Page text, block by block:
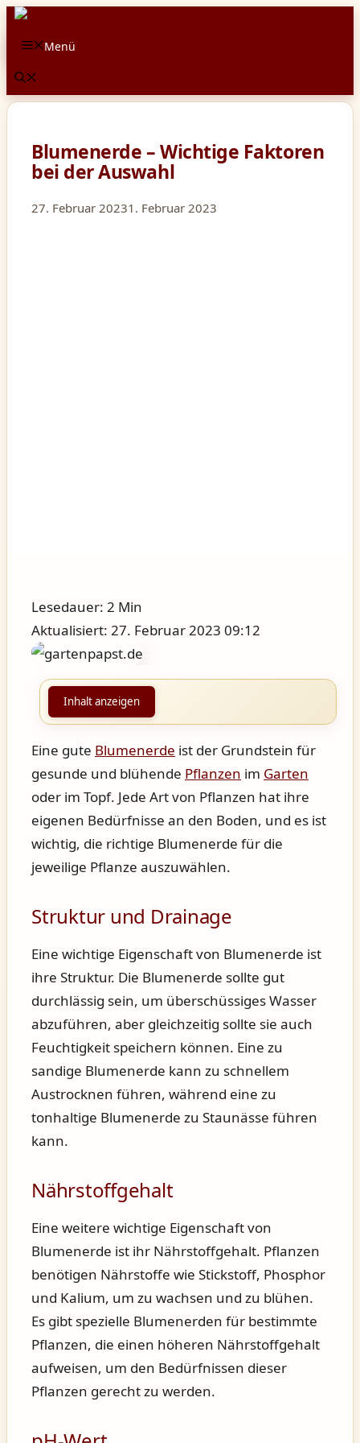
Zum
InhaltMenü
Blumenerde – Wichtige Faktoren
bei der Auswahl
27. Februar 20231. Februar 2023
Lesedauer: 2 Min
Aktualisiert: 27. Februar 2023 09:12
Inhalt anzeigen
Eine gute Blumenerde ist der Grundstein für
gesunde und blühende Pflanzen im Garten
oder im Topf. Jede Art von Pflanzen hat ihre
eigenen Bedürfnisse an den Boden, und es ist
wichtig, die richtige Blumenerde für die
jeweilige Pflanze auszuwählen.
Struktur und Drainage
Eine wichtige Eigenschaft von Blumenerde ist
ihre Struktur. Die Blumenerde sollte gut
durchlässig sein, um überschüssiges Wasser
abzuführen, aber gleichzeitig sollte sie auch
Feuchtigkeit speichern können. Eine zu
sandige Blumenerde kann zu schnellem
Austrocknen führen, während eine zu
tonhaltige Blumenerde zu Staunässe führen
kann.
Nährstoffgehalt
Eine weitere wichtige Eigenschaft von
Blumenerde ist ihr Nährstoffgehalt. Pflanzen
benötigen Nährstoffe wie Stickstoff, Phosphor
und Kalium, um zu wachsen und zu blühen.
Es gibt spezielle Blumenerden für bestimmte
Pflanzen, die einen höheren Nährstoffgehalt
aufweisen, um den Bedürfnissen dieser
Pflanzen gerecht zu werden.